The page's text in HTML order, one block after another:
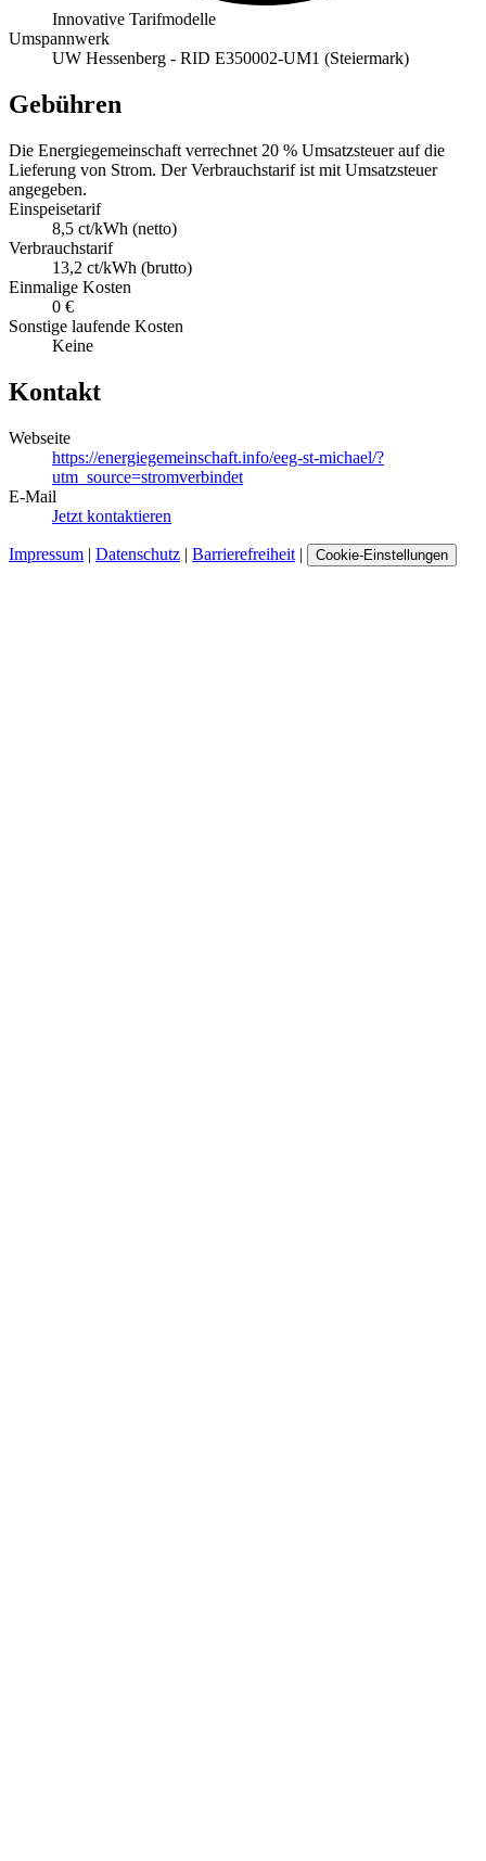
Innovative Tarifmodelle
Umspannwerk
UW Hessenberg - RID E350002-UM1 (Steiermark)
Gebühren
Die Energiegemeinschaft verrechnet 20 % Umsatzsteuer auf die
Lieferung von Strom. Der Verbrauchstarif ist mit Umsatzsteuer
angegeben.
Einspeisetarif
8,5 ct/kWh (netto)
Verbrauchstarif
13,2 ct/kWh (brutto)
Einmalige Kosten
0 €
Sonstige laufende Kosten
Keine
Kontakt
Webseite
https://energiegemeinschaft.info/eeg-st-michael/?
utm_source=stromverbindet
E-Mail
Jetzt kontaktieren
Impressum | Datenschutz | Barrierefreiheit | Cookie-Einstellungen